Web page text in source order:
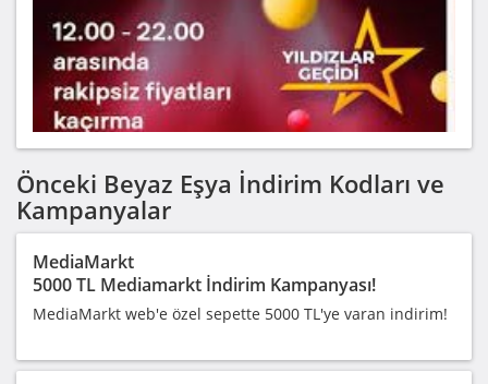
Önceki Beyaz Eşya İndirim Kodları ve
Kampanyalar
MediaMarkt
5000 TL Mediamarkt İndirim Kampanyası!
MediaMarkt web'e özel sepette 5000 TL'ye varan indirim!